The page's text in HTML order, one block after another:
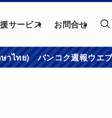
サービス お問合せ
ทย) バンコク週報ウエブ